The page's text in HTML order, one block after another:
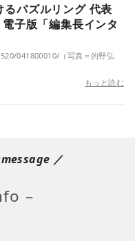
パズルリング 代表
子版「編集長インタ
041800010/（写真＝的野弘
もっと読む
message ／
–